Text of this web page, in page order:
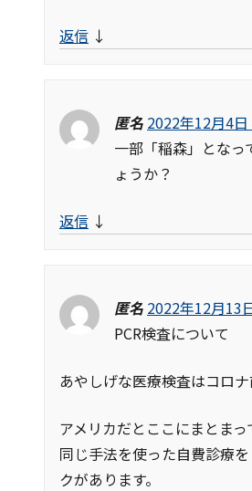
返信 ↓
匿名 2022年12月4日
一部「稲森」となっ
ょうか？
返信 ↓
匿名 2022年12月13
PCR検査について
あやしげな医療検査はコロナ
アメリカだとここにまとま
同じ手法を使った自費診療
クがあります。